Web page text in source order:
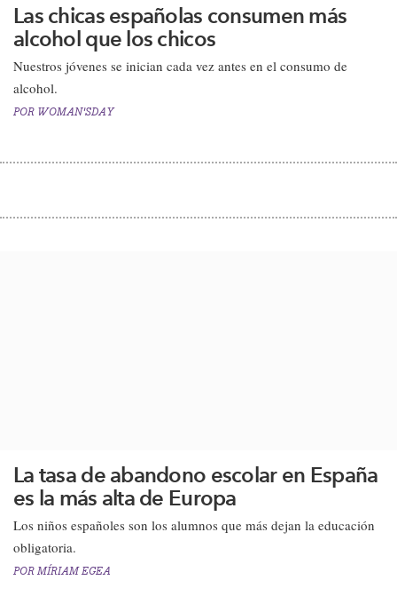
Las chicas españolas consumen más
alcohol que los chicos
​Nuestros jóvenes se inician cada vez antes en el consumo de
alcohol.​
POR WOMAN'SDAY
La tasa de abandono escolar en España
es la más alta de Europa
​​Los niños españoles son los alumnos que más dejan la educación
obligatoria.​
POR MÍRIAM EGEA